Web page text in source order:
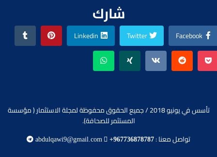
شارك
Facebook
Twitter
Linkedin
تأسس في يونيو 2018 / جميع الحقوق محفوظة لمجلة الاستثمار ( مؤسسة
المستثمر للصحافة).
تواصل معنا : +967736878787
abdulqawi9@gmail.com